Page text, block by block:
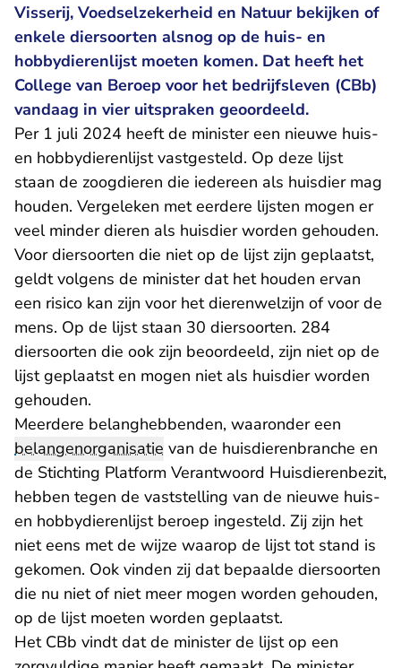
Visserij, Voedselzekerheid en Natuur bekijken of
enkele diersoorten alsnog op de huis- en
hobbydierenlijst moeten komen. Dat heeft het
College van Beroep voor het bedrijfsleven (CBb)
vandaag in vier uitspraken geoordeeld.
Per 1 juli 2024 heeft de minister een nieuwe huis-
en hobbydierenlijst vastgesteld. Op deze lijst
staan de zoogdieren die iedereen als huisdier mag
houden. Vergeleken met eerdere lijsten mogen er
veel minder dieren als huisdier worden gehouden.
Voor diersoorten die niet op de lijst zijn geplaatst,
geldt volgens de minister dat het houden ervan
een risico kan zijn voor het dierenwelzijn of voor de
mens. Op de lijst staan 30 diersoorten. 284
diersoorten die ook zijn beoordeeld, zijn niet op de
lijst geplaatst en mogen niet als huisdier worden
gehouden.
Meerdere belanghebbenden, waaronder een
belangenorganisatie van de huisdierenbranche en
de Stichting Platform Verantwoord Huisdierenbezit,
hebben tegen de vaststelling van de nieuwe huis-
en hobbydierenlijst beroep ingesteld. Zij zijn het
niet eens met de wijze waarop de lijst tot stand is
gekomen. Ook vinden zij dat bepaalde diersoorten
die nu niet of niet meer mogen worden gehouden,
op de lijst moeten worden geplaatst.
Het CBb vindt dat de minister de lijst op een